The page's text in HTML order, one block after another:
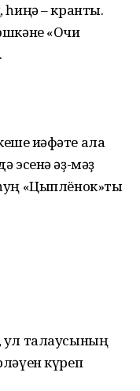
һиңә – кранты.
«Очи
ҡиәфәте ала
эсенә әҙ-мәҙ
«Цыплёнок»ты
ул талаусының
күреп